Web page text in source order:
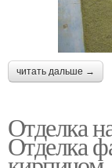
читать дальше →
Отделка
Отделка